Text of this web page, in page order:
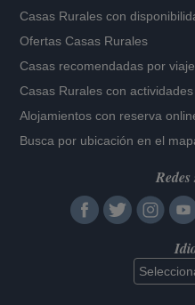
Casas Rurales con
Ofertas Casas Rurales
Casas recomendadas por
Casas Rurales con actividades
Alojamientos con reserva
Busca por ubicación en el